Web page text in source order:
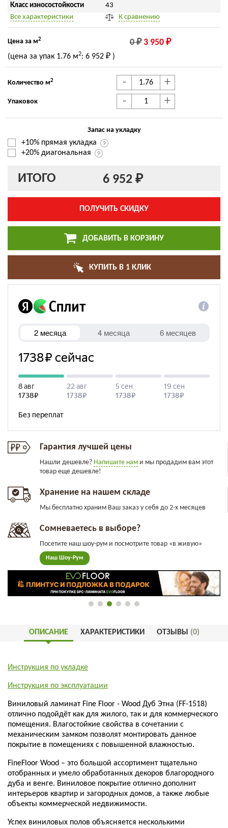
Класс износостойкости
43
Все характеристики
К сравнению
Цена за м2 0 ₽ 3 950 ₽
(цена за упак 1.76 м2: 6 952 ₽ )
Количество м2 - +
Упаковок - +
Запас на укладку
+10% прямая укладка
+20% диагональная
ИТОГО 6 952 ₽
ПОЛУЧИТЬ СКИДКУ
ДОБАВИТЬ В КОРЗИНУ
КУПИТЬ В 1 КЛИК
Гарантия лучшей цены
Нашли дешевле? Напишите нам и мы продадим вам этот
товар еще дешевле!
Хранение на нашем складе
Мы бесплатно храним Ваш заказ у себя до 2-х месяцев
Сомневаетесь в выборе?
Посетите наш шоу-рум и посмотрите товар «в живую»
Наш Шоу-Рум
ОПИСАНИЕ ХАРАКТЕРИСТИКИ ОТЗЫВЫ (0)
Инструкция по укладке
Инструкция по эксплуатации
Виниловый ламинат Fine Floor - Wood Дуб Этна (FF-1518)
отлично подойдёт как для жилого, так и для коммерческого
помещения. Влагостойкие свойства в сочетании с
механическим замком позволят монтировать данное
покрытие в помещениях с повышенной влажностью.
FineFloor Wood – это большой ассортимент тщательно
отобранных и умело обработанных декоров благородного
дуба и венге. Виниловое покрытие отлично дополнит
интерьеров квартир и загородных домов, а также любые
объекты коммерческой недвижимости.
Успех виниловых полов объясняется несколькими